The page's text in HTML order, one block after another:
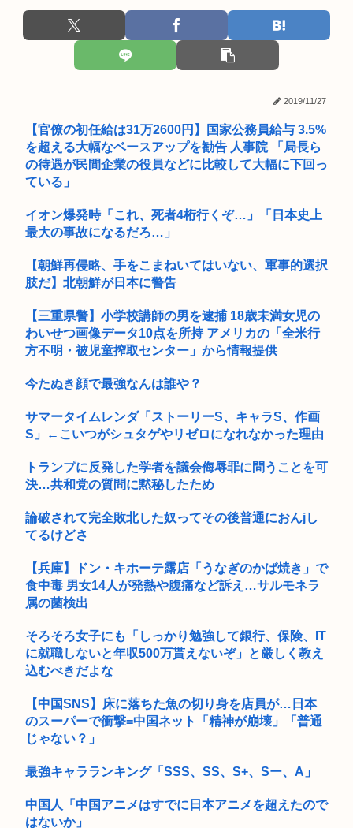
された原...
童貞ワイ、バイト先のJDに飲みに誘われる！
高市早苗政権「円安ホクホクゥ！財政健全化は目指さない！で
ス...
習慣』...
【画像】JK3人組、強風に煽られ「生尻」が丸出しに・・・
⇒！！...
B’z「重いマーシャル運んでた腰の痛みまだ覚えてるの」俺く
ん「マ...
中学生「嫌儲では大卒が貧乏で、高卒が金持ちが多い 無能な大
台湾メディア「中国がレアアースを武器に貿易戦争した結果
www」
【画像】元大関・貴景勝の湊川親方、誕生日を迎え『誰！？』
と話題に
持率9割...
ホワソ村上宗隆の英語力向上にホワソ首脳陣も驚き！ 逆に、
なんか凄いのが逮捕される
2019/11/27
【官僚の初任給は31万2600円】国家公務員給与 3.5%
を超える大幅なベースアップを勧告 人事院 「局長ら
の待遇が民間企業の役員などに比較して大幅に下回っ
ている」
イオン爆発時「これ、死者4桁行くぞ…」「日本史上
最大の事故になるだろ…」
【朝鮮再侵略、手をこまねいてはいない、軍事的選択
肢だ】北朝鮮が日本に警告
【三重県警】小学校講師の男を逮捕 18歳未満女児の
わいせつ画像データ10点を所持 アメリカの「全米行
方不明・被児童搾取センター」から情報提供
今たぬき顔で最強なんは誰や？
サマータイムレンダ「ストーリーS、キャラS、作画
S」←こいつがシュタゲやリゼロになれなかった理由
トランプに反発した学者を議会侮辱罪に問うことを可
決…共和党の質問に黙秘したため
論破されて完全敗北した奴ってその後普通におんjし
てるけどさ
【兵庫】ドン・キホーテ露店「うなぎのかば焼き」で
食中毒 男女14人が発熱や腹痛など訴え…サルモネラ
属の菌検出
そろそろ女子にも「しっかり勉強して銀行、保険、IT
に就職しないと年収500万貰えないぞ」と厳しく教え
込むべきだよな
【中国SNS】床に落ちた魚の切り身を店員が…日本
のスーパーで衝撃=中国ネット「精神が崩壊」「普通
じゃない？」
最強キャラランキング「SSS、SS、S+、Sー、A」
中国人「中国アニメはすでに日本アニメを超えたので
はないか」